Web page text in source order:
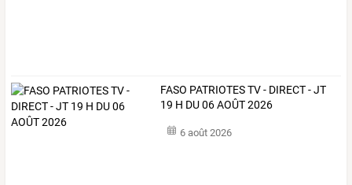
FASO PATRIOTES TV - DIRECT - JT
19 H DU 06 AOÛT 2026
6 août 2026